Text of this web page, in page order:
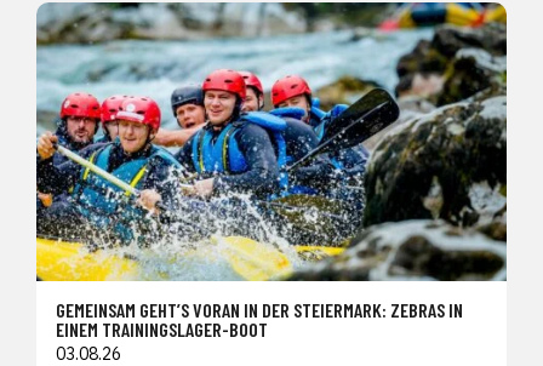
GEMEINSAM GEHT’S VORAN IN DER STEIERMARK: ZEBRAS IN
EINEM TRAININGSLAGER-BOOT
03.08.26